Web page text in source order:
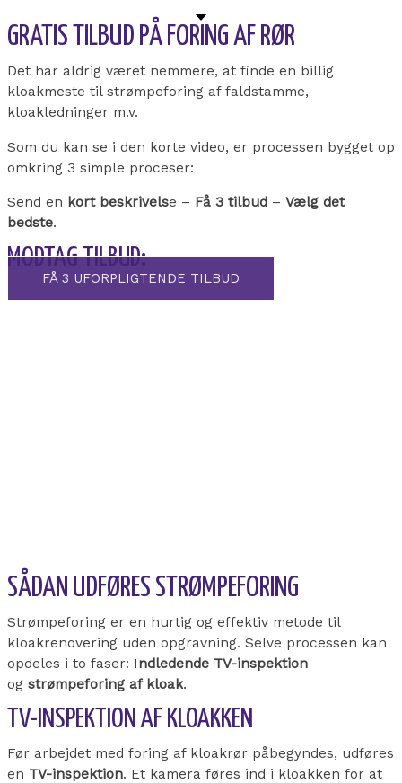
GRATIS TILBUD PÅ FORING AF RØR
Det har aldrig været nemmere, at finde en billig
kloakmeste til strømpeforing af faldstamme,
kloakledninger m.v.
Som du kan se i den korte video, er processen bygget op
omkring 3 simple proceser:
Send en kort beskrivelse – Få 3 tilbud – Vælg det
bedste.
MODTAG TILBUD:
FÅ 3 UFORPLIGTENDE TILBUD
SÅDAN UDFØRES STRØMPEFORING
Strømpeforing er en hurtig og effektiv metode til
kloakrenovering uden opgravning. Selve processen kan
opdeles i to faser: Indledende TV-inspektion
og strømpeforing af kloak.
TV-INSPEKTION AF KLOAKKEN
Før arbejdet med foring af kloakrør påbegyndes, udføres
en TV-inspektion. Et kamera føres ind i kloakken for at